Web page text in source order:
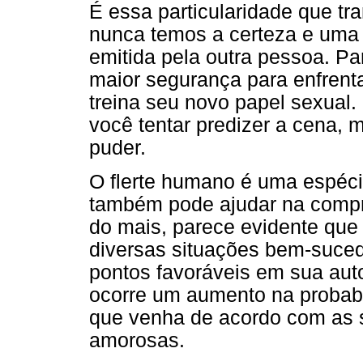
É essa particularidade que
nunca temos a certeza e
emitida pela outra pessoa.
maior segurança para
treina seu novo papel
você tentar predizer a cena,
puder.
O flerte humano é uma
também pode ajudar na
do mais, parece evidente
diversas situações bem-
pontos favoráveis em sua
ocorre um aumento na
que venha de acordo com
amorosas.